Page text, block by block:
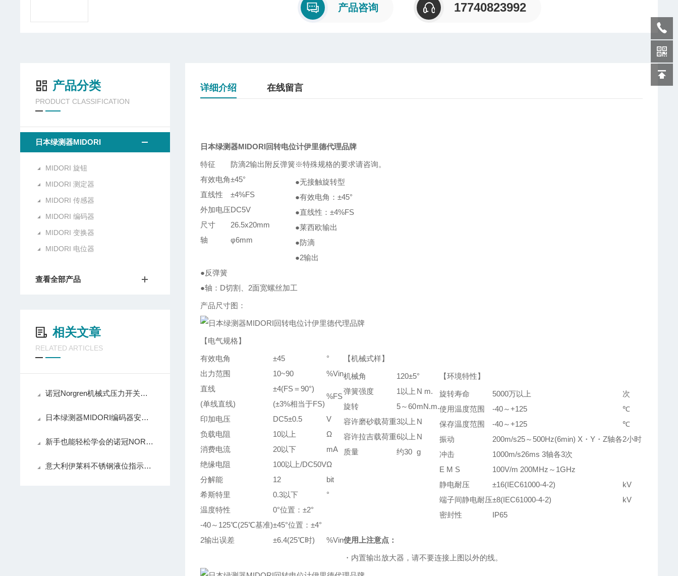
产品咨询 17740823992
产品分类
PRODUCT CLASSIFICATION
日本绿测器MIDORI
MIDORI 旋钮
MIDORI 测定器
MIDORI 传感器
MIDORI 编码器
MIDORI 变换器
MIDORI 电位器
查看全部产品
相关文章
RELATED ARTICLES
诺冠Norgren机械式压力开关凭啥成行业“香饽饽”？其核心优势藏不住了
日本绿测器MIDORI编码器安装使用说明
新手也能轻松学会的诺冠NORGREN先导式电磁阀安装技巧
意大利伊莱科不锈钢液位指示器的介绍
详细介绍 在线留言
日本绿测器MIDORI回转电位计伊里德代理品牌
特征
防滴2输出附反弹簧
有效电角±45°
直线性
±4%FS
外加电压DC5V
尺寸
26.5x20mm
轴
φ6mm
※特殊规格的要求请咨询。
●无接触旋转型
●有效电角：±45°
●直线性：±4%FS
●莱西欧输出
●防滴
●2输出
●反弹簧
●轴：D切割、2面宽螺丝加工
产品尺寸图：
【电气规格】
有效电角 ±45
°
出力范围
10~90
%Vin
直线
(单线直线)
±4(FS＝90°)
(±3%相当于FS)
%FS
印加电压 DC5±0.5
V
负载电阻
10以上
Ω
消费电流
20以下
mA
绝缘电阻
100以上/DC50VΩ
分解能
12
bit
希斯特里
0.3以下
°
温度特性
-40～125℃(25℃基准)
0°位置：±2°
±45°位置：±4°
2输出误差
±6.4(25℃时) %Vin
【机械式样】
机械角 120±5°
弹簧强度
1以上 N m.
旋转
5～60mN.m.
容许磨砂载荷重3以上 N
容许拉吉载荷重6以上 N
质量
约30 g
【环境特性】
旋转寿命 5000万以上
次
使用温度范围
-40～+125
℃
保存温度范围
-40～+125
℃
振动
200m/s25～500Hz(6min) X・Y・Z轴各2小时
冲击
1000m/s26ms 3轴各3次
E M S
100V/m 200MHz～1GHz
静电耐压
±16(IEC61000-4-2)
kV
端子间静电耐压±8(IEC61000-4-2)
kV
密封性
IP65
使用上注意点：
・内置输出放大器，请不要连接上图以外的线。